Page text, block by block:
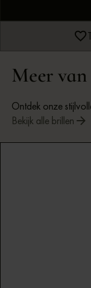
Meer
Ontdek onze
Bekijk alle brillen